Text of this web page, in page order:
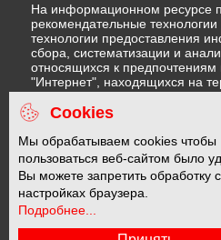
На информационном ресурсе
рекомендательные
технологии предоставления
сбора, систематизации и
относящихся к предпочтениям
"Интернет", находящихся на
Федерации)
Правила применения
Политика в отношении
Политика обработки файлов
16 +
Cookies
Мы обрабатываем cookies чтобы
пользоваться веб-сайтом было
Вы можете запретить обработку
настройках браузера.
Подробнее...